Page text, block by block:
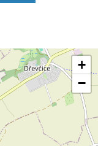
+
−